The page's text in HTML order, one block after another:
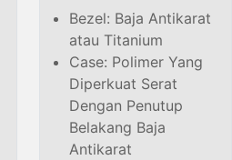
Bezel: Baja Antikarat
atau Titanium
Case: Polimer Yang
Diperkuat Serat
Dengan Penutup
Belakang Baja
Antikarat